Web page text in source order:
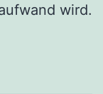
wird.